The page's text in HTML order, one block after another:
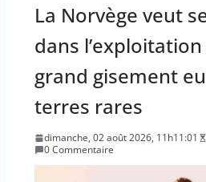
La Norvège veut
dans
grand gisement
terres rares
dimanche, 02 août 2026, 11h11:01
0 Commentaire